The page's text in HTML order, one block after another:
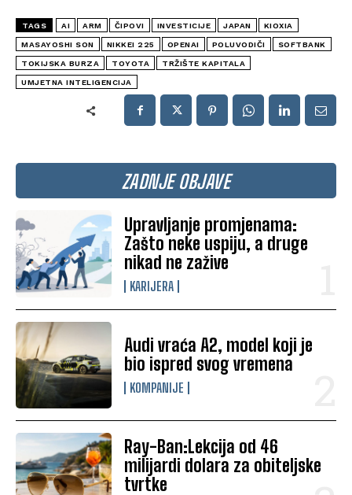
ZADNJE OBJAVE
Upravljanje promjenama:
Zašto neke uspiju, a druge
nikad ne zažive
KARIJERA
Audi vraća A2, model koji je
bio ispred svog vremena
KOMPANIJE
Ray-Ban:Lekcija od 46
milijardi dolara za obiteljske
tvrtke
TAGS AI ARM ČIPOVI INVESTICIJE JAPAN KIOXIA
MASAYOSHI SON NIKKEI 225 OPENAI POLUVODIČI SOFTBANK
TOKIJSKA BURZA TOYOTA TRŽIŠTE KAPITALA
UMJETNA INTELIGENCIJA